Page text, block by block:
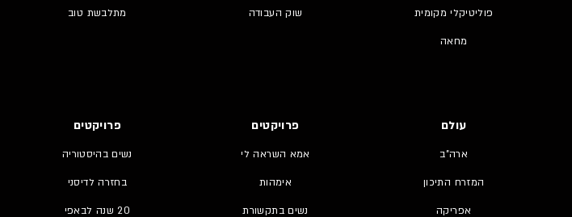
פוליטיקלי מקומית
מחאה
שוק העבודה מתלבשת טוב
עולם
ארה"ב
המזרח התיכון
אפריקה
פרויקטים
אמא השראה לי
אימהות
נשים בתקשורת
פרויקטים
נשים בהיסטוריה
בחזרה לדיסני
20 שנה לבאפי